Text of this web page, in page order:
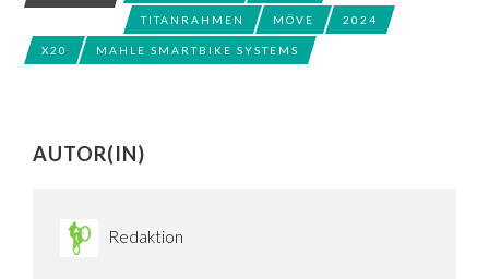
TITANRAHMEN MÖVE 2024
X20 MAHLE SMARTBIKE SYSTEMS
AUTOR(IN)
Redaktion